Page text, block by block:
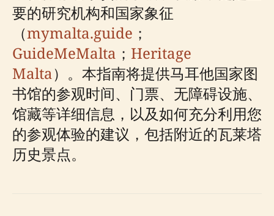
要的研究机构和国家象征
（mymalta.guide ；
GuideMeMalta ； Heritage
Malta）。本指南将提供马耳他国家图
书馆的参观时间、门票、无障碍设施、
馆藏等详细信息，以及如何充分利用您
的参观体验的建议，包括附近的瓦莱塔
历史景点。